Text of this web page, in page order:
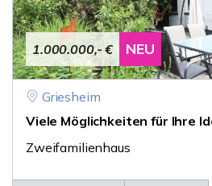
1.000.000,- € NEU
Griesheim
Viele Möglichkeiten für Ihre
Zweifamilienhaus